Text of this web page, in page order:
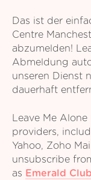
Das ist der
Centre
abzumelden!
Abmeldung
unseren Dienst
dauerhaft
Leave Me
providers,
Yahoo, Zoho
unsubscribe
as Emerald